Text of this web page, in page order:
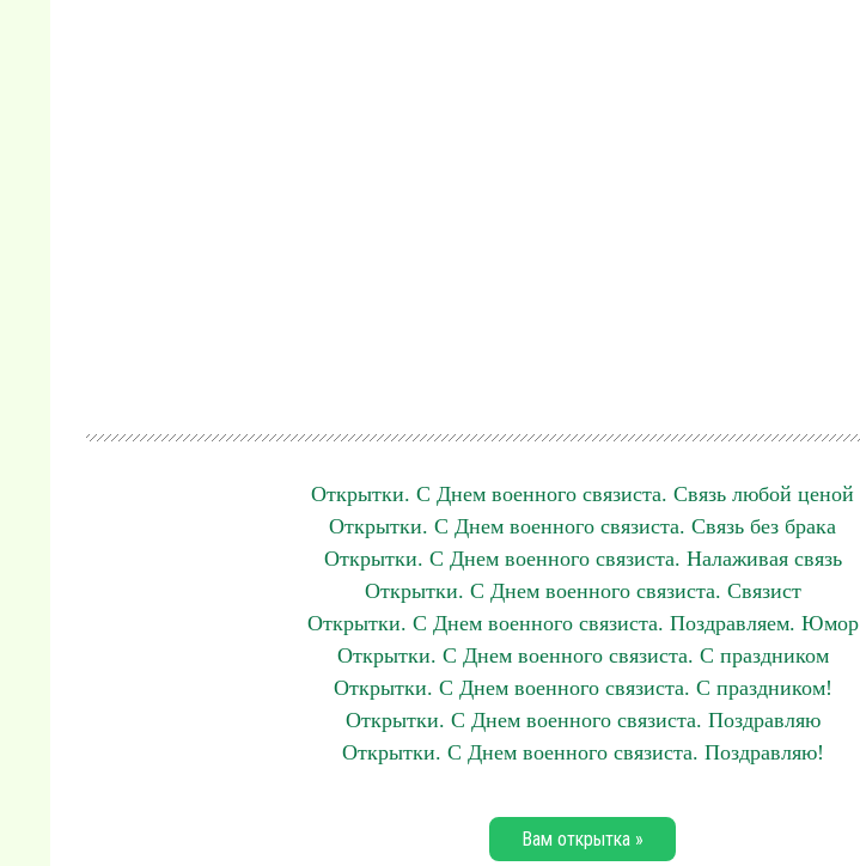
Открытки. С Днем военного связиста. Связь любой ценой
Открытки. С Днем военного связиста. Связь без брака
Открытки. С Днем военного связиста. Налаживая связь
Открытки. С Днем военного связиста. Связист
Открытки. С Днем военного связиста. Поздравляем. Юмор
Открытки. С Днем военного связиста. С праздником
Открытки. С Днем военного связиста. С праздником!
Открытки. С Днем военного связиста. Поздравляю
Открытки. С Днем военного связиста. Поздравляю!
Вам открытка »